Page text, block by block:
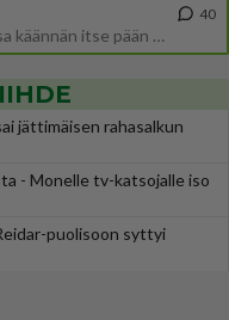
Mutta mies vain tuijottaa, siinä vaiheessa käännän itse pään pois. Mikä juttu? Yleensä jos joku tuijottaa tai katsoo, hä
40
jättimäisen rahasalkun
- Monelle tv-katsojalle iso
puolisoon syttyi